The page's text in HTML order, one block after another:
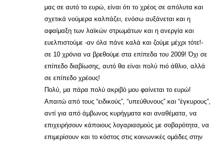
μας σε αυτό το ευρώ, είναι ότι το χρέος σε απόλυτα και
σχετικά νούμερα καλπάζει, ενόσω αυξάνεται και η
αφαίμαξη των λαϊκών στρωμάτων και η ανεργία και
ευελπιστούμε -αν όλα πάνε καλά και ζούμε μέχρι τότε!-
σε 10 χρόνια να βρεθούμε στα επίπεδα του 2009! Όχι σε
επίπεδο διαβίωσης, αυτό θα είναι πολύ πιό άθλιο, αλλά
σε επίπεδο χρέους!
Πολύ, μα πάρα πολύ ακριβό μου φαίνεται το ευρώ!
Απαιτώ από τους “ειδικούς”, “υπεύθυνους” και “έγκυρους”,
αντί για από άμβωνος κυρήγματα και αναθέματα, να
επιχειρήσουν κάποιους λογαριασμούς με σοβαρότητα, να
επιμερίσουν και το κόστος στις κοινωνικές ομάδες στην